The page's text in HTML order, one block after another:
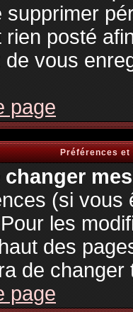
posté
vous
page
Préférences
(si
les
des
de
page